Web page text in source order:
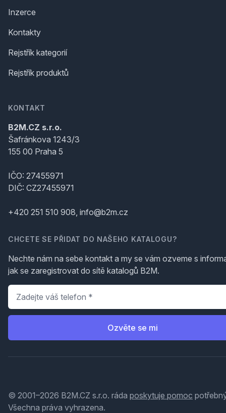
Inzerce
Kontakty
Rejstřík kategorií
Rejstřík produktů
KONTAKT
B2M.CZ s.r.o.
Šafránkova 1243/3
155 00 Praha 5
IČO: 27455971
DIČ: CZ27455971
+420 251 510 908, info@b2m.cz
CHCETE SE PŘIDAT DO NAŠEHO KATALOGU?
Nechte nám na sebe kontakt a my se vám ozveme s
jak se zaregistrovat do sítě katalogů B2M.
Telefon
Ozvěte se mi
© 2001–2026 B2M.CZ s.r.o. ráda poskytuje pomoc
Všechna práva vyhrazena.